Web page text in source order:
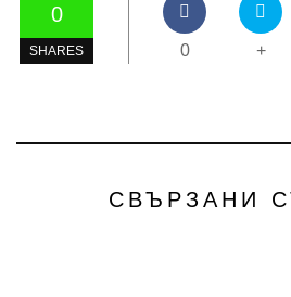
0
SHARES 0 +
СВЪРЗАНИ